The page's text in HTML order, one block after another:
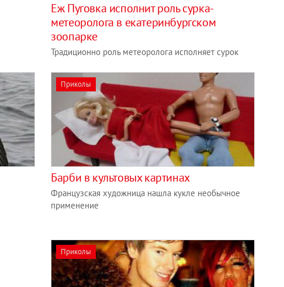
Еж Пуговка исполнит роль сурка-
метеоролога в екатеринбургском
зоопарке
Традиционно роль метеоролога исполняет сурок
Приколы
Барби в культовых картинах
Французская художница нашла кукле необычное
применение
Приколы